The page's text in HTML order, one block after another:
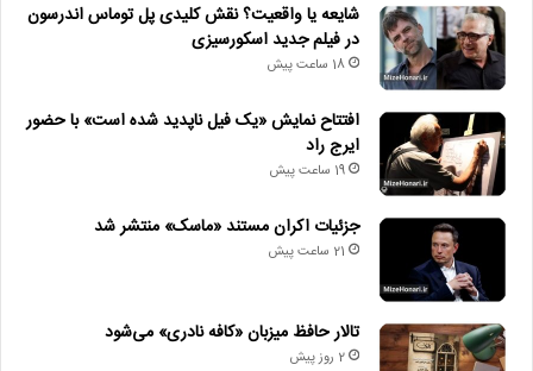
شایعه یا واقعیت؟ نقش کلیدی پل توماس اندرسون
در فیلم جدید اسکورسیزی
18 ساعت پیش
افتتاح نمایش «یک فیل ناپدید شده است» با حضور
ایرج راد
19 ساعت پیش
جزئیات اکران مستند «ماسک» منتشر شد
21 ساعت پیش
تالار حافظ میزبان «کافه نادری» می‌شود
2 روز پیش